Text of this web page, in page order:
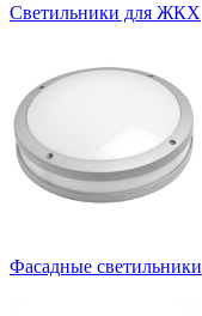
Светильники для ЖКХ
Фасадные светильники